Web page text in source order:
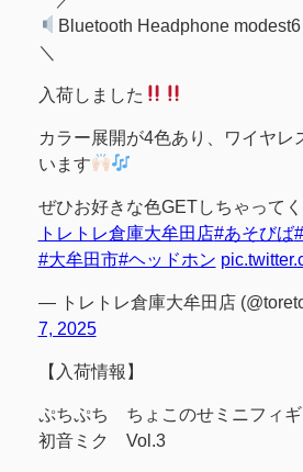
Bluetooth Headphone modest6
＼
入荷しました
カラー展開が4色あり、ワイヤレ
います
ぜひお好きな色GETしちゃって
トレトレ倉庫大牟田店#あそびば
#大牟田市#ヘッドホン
— トレトレ倉庫大牟田店
7, 2025
【入荷情報】
ぷちぷち ちょこのせミニフィ
初音ミク Vol.3